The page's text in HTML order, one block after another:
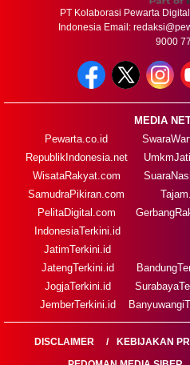
PT Kolaborasi Pewarta
Indonesia Email:
9000
MEDIA
Pewarta.co.id
RepublikIndonesia.net
WisataRakyat.com
SamudraPikiran.com
PelitaDigital.com
IndonesiaTerkini.id
JatimTerkini.id
JatengTerkini.id
JogjaTerkini.id
JemberTerkini.id
DISCLAIMER KEBIJAKAN